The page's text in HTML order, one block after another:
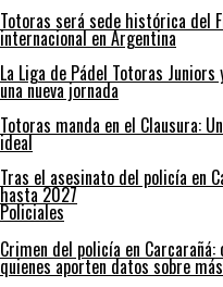
Totoras será sede histórica del
internacional en Argentina
La Liga de Pádel Totoras
una nueva jornada
Totoras manda en el Clausura:
ideal
Tras el asesinato del policía en
hasta 2027
Policiales
Crimen del policía en
quienes aporten datos sobre